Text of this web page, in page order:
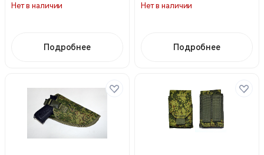
Нет в наличии
Подробнее
Нет в наличии
Подробнее